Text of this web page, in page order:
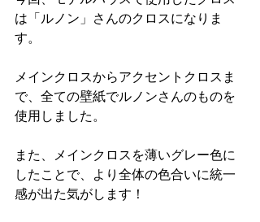
は「ルノン」さんのクロスになりま
す。
メインクロスからアクセントクロスま
で、全ての壁紙でルノンさんのものを
使用しました。
また、メインクロスを薄いグレー色に
したことで、より全体の色合いに統一
感が出た気がします！